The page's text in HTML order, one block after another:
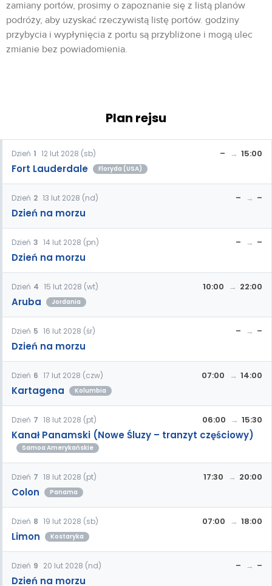
zamiany portów, prosimy o zapoznanie się z listą planów
podróży, aby uzyskać rzeczywistą listę portów. godziny
przybycia i wypłynięcia z portu są przybliżone i mogą ulec
zmianie bez powiadomienia.
Plan rejsu
Dzień 1 12 lut 2028 (sb)
Fort Lauderdale Floryda (USA)
– 15:00
Dzień 2 13 lut 2028 (nd)
Dzień na morzu
– –
Dzień 3 14 lut 2028 (pn)
Dzień na morzu
– –
Dzień 4 15 lut 2028 (wt)
Aruba Jordania
10:00 22:00
Dzień 5 16 lut 2028 (śr)
Dzień na morzu
– –
Dzień 6 17 lut 2028 (czw)
Kartagena Kolumbia
07:00 14:00
Dzień 7 18 lut 2028 (pt)
Kanał Panamski (Nowe Śluzy – tranzyt częściowy)
Samoa Amerykańskie
06:00 15:30
Dzień 7 18 lut 2028 (pt)
Colon Panama
17:30 20:00
Dzień 8 19 lut 2028 (sb)
Limon Kostaryka
07:00 18:00
Dzień 9 20 lut 2028 (nd)
Dzień na morzu
– –